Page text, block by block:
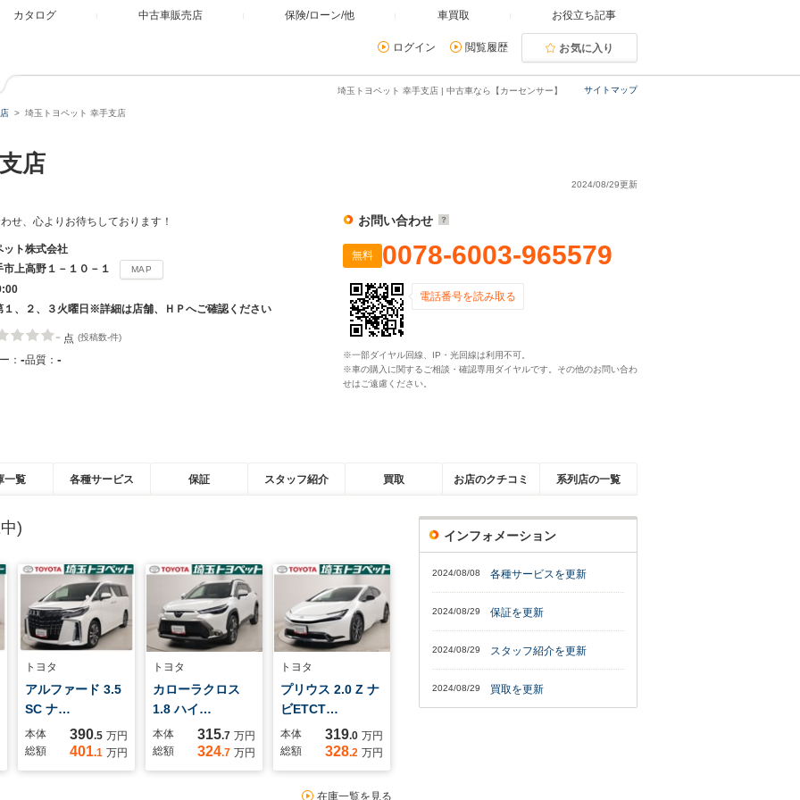
カタログ 中古車販売店 保険/ローン/他 車買取 お役立ち記事
ログイン 閲覧履歴 お気に入り
サイトマップ
埼玉トヨペット 幸手支店 | 中古車なら【カーセンサー】
埼玉トヨペット 幸手支店
店
2024/08/29更新
せ、心よりお待ちしております！
ット株式会社
市上高野１－１０－１
MAP
１、２、３火曜日※詳細は店舗、ＨＰへご確認ください
- 点 (投稿数-件)
： -品質： -
お問い合わせ
無料 0078-6003-965579
電話番号を読み取る
※一部ダイヤル回線、IP・光回線は利用不可。
※車の購入に関するご相談・確認専用ダイヤルです。その他のお問い合わ
せはご遠慮ください。
一覧 各種サービス 保証 スタッフ紹介 買取 お店のクチコミ 系列店の一覧
)
トヨタ
アルファード 3.5
SC ナ…
本体 390.5 万円
総額
401.1 万円
トヨタ
カローラクロス
1.8 ハイ…
本体 315.7 万円
総額
324.7 万円
トヨタ
プリウス 2.0 Z ナ
ビETCT…
本体 319.0 万円
総額
328.2 万円
在庫一覧を見る
インフォメーション
2024/08/08 各種サービスを更新
2024/08/29 保証を更新
2024/08/29 スタッフ紹介を更新
2024/08/29 買取を更新